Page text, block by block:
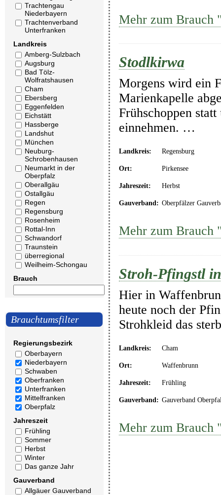
Trachtengau
Niederbayern
Trachtenverband
Unterfranken
Landkreis
Amberg-Sulzbach
Augsburg
Bad Tölz-
Wolfratshausen
Cham
Ebersberg
Eggenfelden
Eichstätt
Hassberge
Landshut
München
Neuburg-
Schrobenhausen
Neumarkt in der
Oberpfalz
Oberallgäu
Ostallgäu
Regen
Regensburg
Rosenheim
Rottal-Inn
Schwandorf
Traunstein
überregional
Weilheim-Schongau
Brauch
Brauchtumsfilter
Regierungsbezirk
Oberbayern
Niederbayern
Schwaben
Oberfranken
Unterfranken
Mittelfranken
Oberpfalz
Jahreszeit
Frühling
Sommer
Herbst
Winter
Das ganze Jahr
Gauverband
Allgäuer Gauverband
Mehr zum Brauch
Stodlkirwa
Morgens wird ein
Marienkapelle
Frühschoppen
einnehmen. …
Landkreis: Regensburg
Ort: Pirkensee
Jahreszeit: Herbst
Gauverband: Oberpfälzer
Mehr zum Brauch
Stroh-Pfingstl
Hier in
heute noch der
Strohkleid das
Landkreis: Cham
Ort: Waffenbrunn
Jahreszeit: Frühling
Gauverband: Gauverband
Mehr zum Brauch